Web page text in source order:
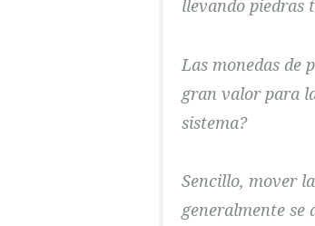
llevando piedras
Las monedas de
gran valor para
sistema?
Sencillo, mover
generalmente se